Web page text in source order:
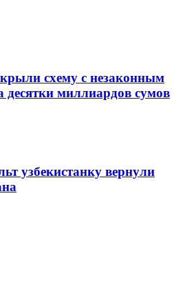
схему с незаконным
миллиардов сумов
узбекистанку вернули